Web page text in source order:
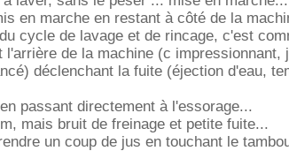
en marche en restant à côté de la
cycle de lavage et de rincage, c'est
l'arrière de la machine (c impressionnant,
déclenchant la fuite (éjection d'eau,
passant directement à l'essorage...
mais bruit de freinage et petite fuite...
un coup de jus en touchant le